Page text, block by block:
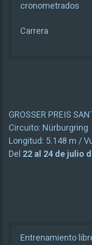
cronometrados
Carrera
GROSSER PREIS
Circuito: Nürburgring
Longitud: 5.148 m /
Del 22 al 24 de julio
Entrenamiento